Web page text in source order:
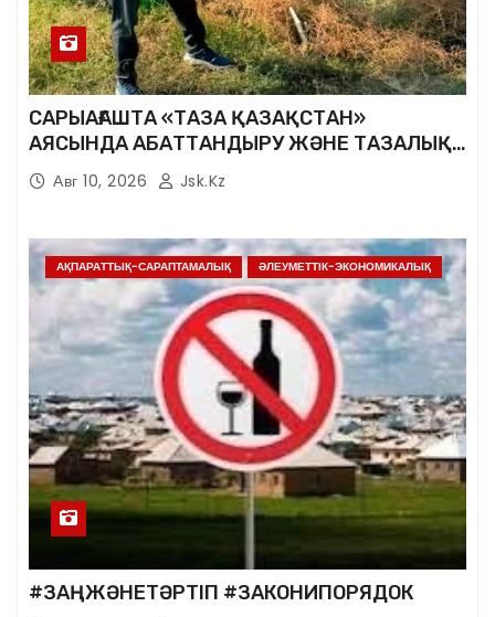
САРЫАҒАШТА «ТАЗА ҚАЗАҚСТАН»
АЯСЫНДА АБАТТАНДЫРУ ЖӘНЕ ТАЗАЛЫҚ
ЖҰМЫСТАРЫ ЖАЛҒАСУДА
Авг 10, 2026 Jsk.kz
АҚПАРАТТЫҚ-САРАПТАМАЛЫҚ ӘЛЕУМЕТТІК-ЭКОНОМИКАЛЫҚ
#ЗАҢЖӘНЕТӘРТІП #ЗАКОНИПОРЯДОК